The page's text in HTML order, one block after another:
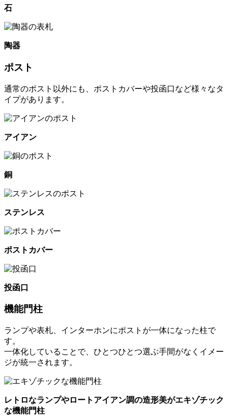
石
陶器
ポスト
通常のポスト以外にも、ポストカバーや投函口など様々なタ
イプがあります。
アイアン
銅
ステンレス
ポストカバー
投函口
機能門柱
ランプや表札、インターホンにポストが一体になった柱で
す。
一体化していることで、ひとつひとつ選ぶ手間がなくイメー
ジが統一されます。
レトロなランプやロートアイアン調の造形美がエキゾチック
な機能門柱